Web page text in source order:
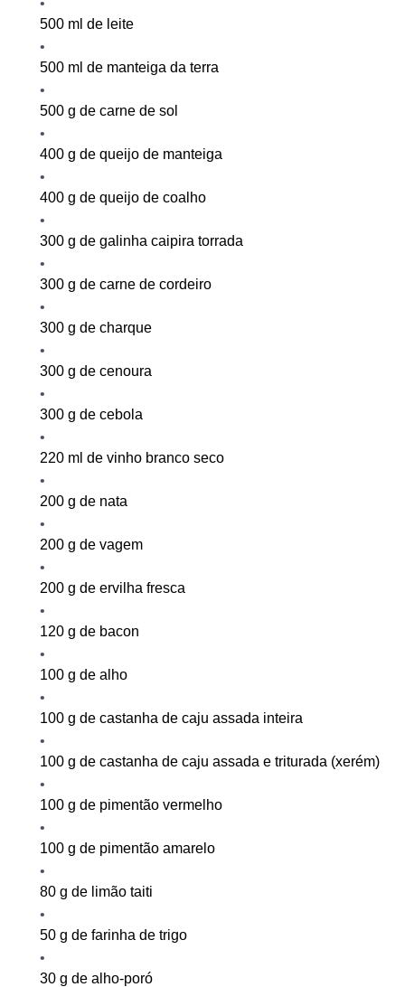
500 ml de leite
500 ml de manteiga da terra
500 g de carne de sol
400 g de queijo de manteiga
400 g de queijo de coalho
300 g de galinha caipira torrada
300 g de carne de cordeiro
300 g de charque
300 g de cenoura
300 g de cebola
220 ml de vinho branco seco
200 g de nata
200 g de vagem
200 g de ervilha fresca
120 g de bacon
100 g de alho
100 g de castanha de caju assada inteira
100 g de castanha de caju assada e triturada (xerém)
100 g de pimentão vermelho
100 g de pimentão amarelo
80 g de limão taiti
50 g de farinha de trigo
30 g de alho-poró